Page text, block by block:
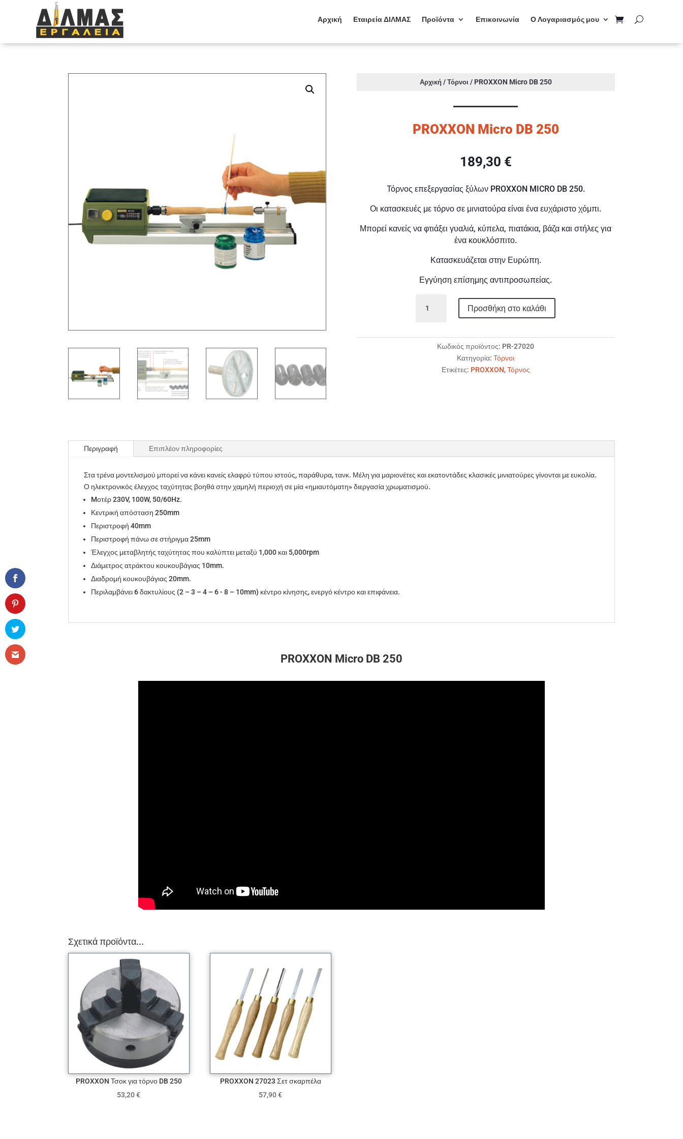
Αρχική Εταιρεία ΔΙΛΜΑΣ Προϊόντα Επικοινωνία Ο Λογαριασμός μου
Αρχική/ Τόρνοι / PROXXON Micro DB 250
PROXXON Micro DB 250
189,30 €
Τόρνος επεξεργασίας ξύλων PROXXON MICRO DB 250.
Οι κατασκευές με τόρνο σε μινιατούρα είναι ένα ευχάριστο χόμπι.
Μπορεί κανείς να φτιάξει γυαλιά, κύπελα, πιατάκια, βάζα και στήλες για
ένα κουκλόσπιτο.
Κατασκευάζεται στην Ευρώπη.
Εγγύηση επίσημης αντιπροσωπείας.
Micro
ποσότητα
Προσθήκη στο καλάθι
Κωδικός προϊόντος: PR-27020
Κατηγορία:Τόρνοι
Ετικέτες: PROXXON,Τόρνος
Περιγραφή Επιπλέον πληροφορίες
Στα τρένα μοντελισμού μπορεί να κάνει κανείς ελαφρύ τύπου ιστούς, παράθυρα, τανκ. Μέλη για μαριονέτες και εκατοντάδες κλασικές μινιατούρες γίνονται με ευκολία.
Ο ηλεκτρονικός έλεγχος ταχύτητας βοηθά στην χαμηλή περιοχή σε μία «ημιαυτόματη» διεργασία χρωματισμού.
Mοτέρ 230V, 100W, 50/60Hz.
Κεντρική απόσταση 250mm
Περιστροφή 40mm
Περιστροφή πάνω σε στήριγμα 25mm
Έλεγχος μεταβλητής ταχύτητας που καλύπτει μεταξύ 1,000 και 5,000rpm
Διάμετρος ατράκτου κουκουβάγιας 10mm.
Διαδρομή κουκουβάγιας 20mm.
Περιλαμβάνει 6 δακτυλίους (2 – 3 – 4 – 6 - 8 – 10mm) κέντρο κίνησης, ενεργό κέντρο και επιφάνεια.
PROXXON Micro DB 250
Σχετικά προϊόντα...
PROXXON Τσοκ για τόρνο DB 250
53,20€
PROXXON 27023 Σετ σκαρπέλα
57,90€